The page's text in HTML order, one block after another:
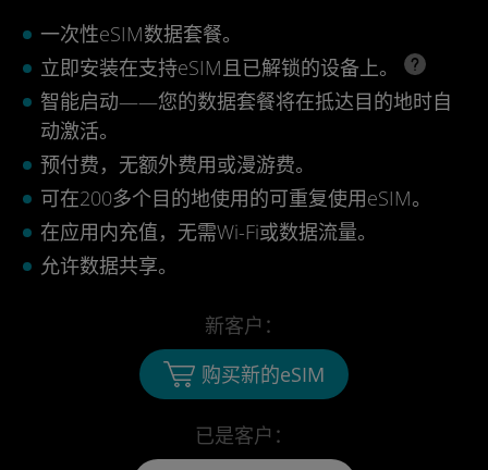
一次性eSIM数据套餐。
立即安装在支持eSIM且已解锁的设备上。
智能启动——您的数据套餐将在抵达目的地时自
动激活。
预付费，无额外费用或漫游费。
可在200多个目的地使用的可重复使用eSIM。
在应用内充值，无需Wi-Fi或数据流量。
允许数据共享。
已是客户：
新客户：
购买新的eSIM